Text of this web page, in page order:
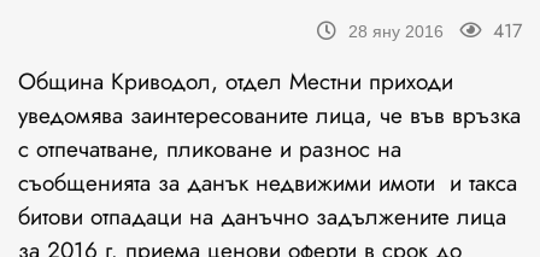
28 яну 2016 417
Община Криводол, отдел Местни приходи
уведомява заинтересованите лица, че във връзка
с отпечатване, пликоване и разнос на
съобщенията за данък недвижими имоти и такса
битови отпадаци на данъчно задължените лица